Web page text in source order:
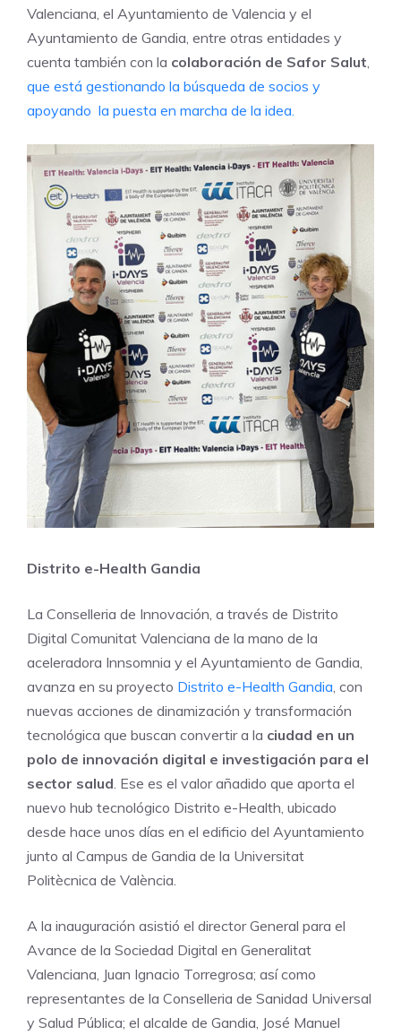
Valenciana, el Ayuntamiento de Valencia y el
Ayuntamiento de Gandia, entre otras entidades y
cuenta también con la colaboración de Safor Salut,
que está gestionando la búsqueda de socios y
apoyando la puesta en marcha de la idea.
Distrito e-Health Gandia
La Conselleria de Innovación, a través de Distrito
Digital Comunitat Valenciana de la mano de la
aceleradora Innsomnia y el Ayuntamiento de Gandia,
avanza en su proyecto Distrito e-Health Gandia, con
nuevas acciones de dinamización y transformación
tecnológica que buscan convertir a la ciudad en un
polo de innovación digital e investigación para el
sector salud. Ese es el valor añadido que aporta el
nuevo hub tecnológico Distrito e-Health, ubicado
desde hace unos días en el edificio del Ayuntamiento
junto al Campus de Gandia de la Universitat
Politècnica de València.
A la inauguración asistió el director General para el
Avance de la Sociedad Digital en Generalitat
Valenciana, Juan Ignacio Torregrosa; así como
representantes de la Conselleria de Sanidad Universal
y Salud Pública; el alcalde de Gandia, José Manuel